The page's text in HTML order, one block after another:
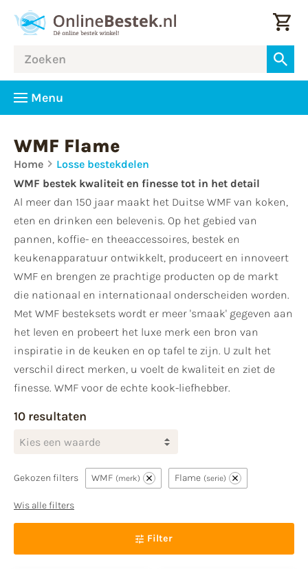
Menu
WMF Flame
Home
Losse bestekdelen
WMF bestek kwaliteit en finesse tot in het detail
Al meer dan 150 jaar maakt het Duitse WMF van koken,
eten en drinken een belevenis. Op het gebied van
pannen, koffie- en theeaccessoires, bestek en
keukenapparatuur ontwikkelt, produceert en innoveert
WMF en brengen ze prachtige producten op de markt
die nationaal en internationaal onderscheiden worden.
Met WMF besteksets wordt er meer 'smaak' gegeven aan
het leven en probeert het luxe merk een bron van
inspiratie in de keuken en op tafel te zijn. U zult het
verschil direct merken, u voelt de kwaliteit en ziet de
finesse. WMF voor de echte kook-liefhebber.
10 resultaten
Kies een waarde
Gekozen filters WMF merk Flame serie
Wis alle filters
Filter